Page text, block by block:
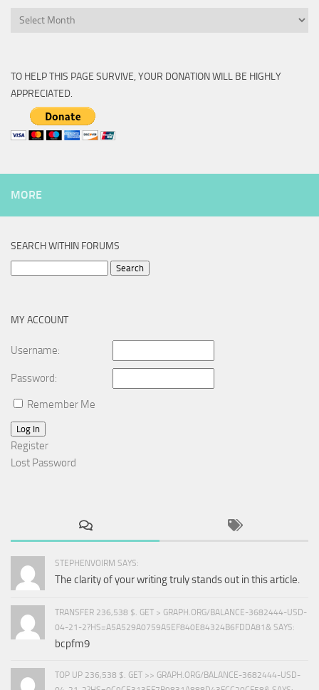
Archive
TO HELP THIS PAGE SURVIVE, YOUR DONATION WILL BE HIGHLY
APPRECIATED.
MORE
SEARCH WITHIN FORUMS
MY ACCOUNT
Username:
Password:
Remember Me
Log In
Register
Lost Password
STEPHENVOIRM SAYS:
The clarity of your writing truly stands out in this article.
TRANSFER 236,538 $. GET > GRAPH.ORG/BALANCE-3682444-USD-
04-21-2?HS=A5A529A0759A5EF840E84324B6FDDA81& SAYS:
bcpfm9
TOP UP 236,538 $. GET >> GRAPH.ORG/BALANCE-3682444-USD-